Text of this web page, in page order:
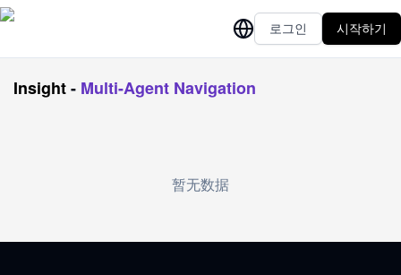
로그인 시작하기
Insight- Multi-Agent Navigation
暂无数据